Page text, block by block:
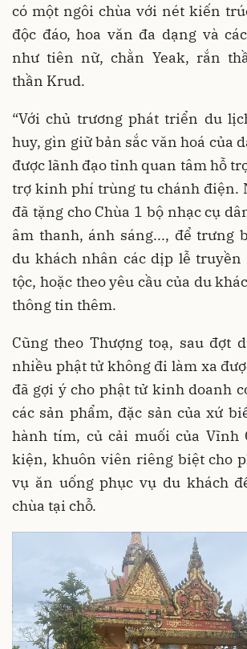
có một ngôi chùa với nét kiến
độc đáo, hoa văn đa dạng và
như tiên nữ, chằn Yeak, rắn
thần Krud.
“Với chủ trương phát triển du
huy, gìn giữ bản sắc văn hoá của
được lãnh đạo tỉnh quan tâm hỗ
trợ kinh phí trùng tu chánh điện.
đã tặng cho Chùa 1 bộ nhạc cụ
âm thanh, ánh sáng..., để trưng
du khách nhân các dịp lễ truyền
tộc, hoặc theo yêu cầu của du
thông tin thêm.
Cũng theo Thượng toạ, sau đợt
nhiều phật tử không đi làm xa
đã gợi ý cho phật tử kinh doanh
các sản phẩm, đặc sản của xứ
hành tím, củ cải muối của Vĩnh
kiện, khuôn viên riêng biệt cho
vụ ăn uống phục vụ du khách
chùa tại chỗ.